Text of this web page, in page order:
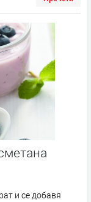
и се добавя